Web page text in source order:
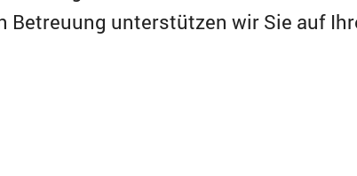
unterstützen wir Sie auf